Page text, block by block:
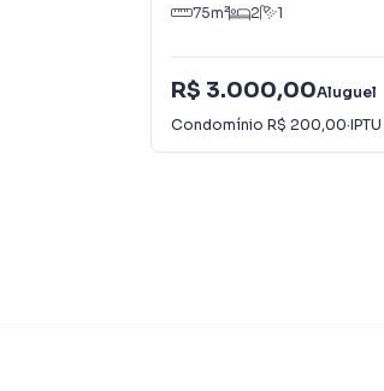
75m² 2 1
R$ 3.000,00Aluguel
Condomínio R$ 200,00·IPTU